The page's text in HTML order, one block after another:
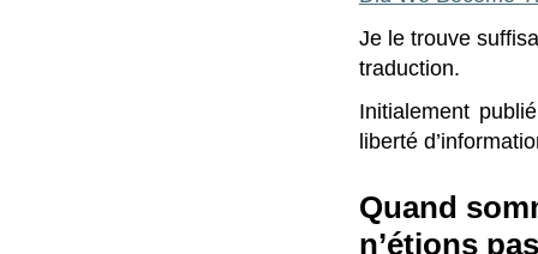
Je le trouve
traduction.
Initialement
liberté
Quand
n’étions